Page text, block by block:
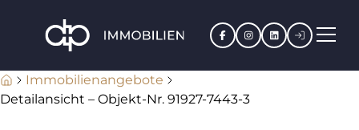
Facebook
Instagram
LinkedIn
Immobilienangebote
Detailansicht – Objekt-Nr. 91927-7443-3